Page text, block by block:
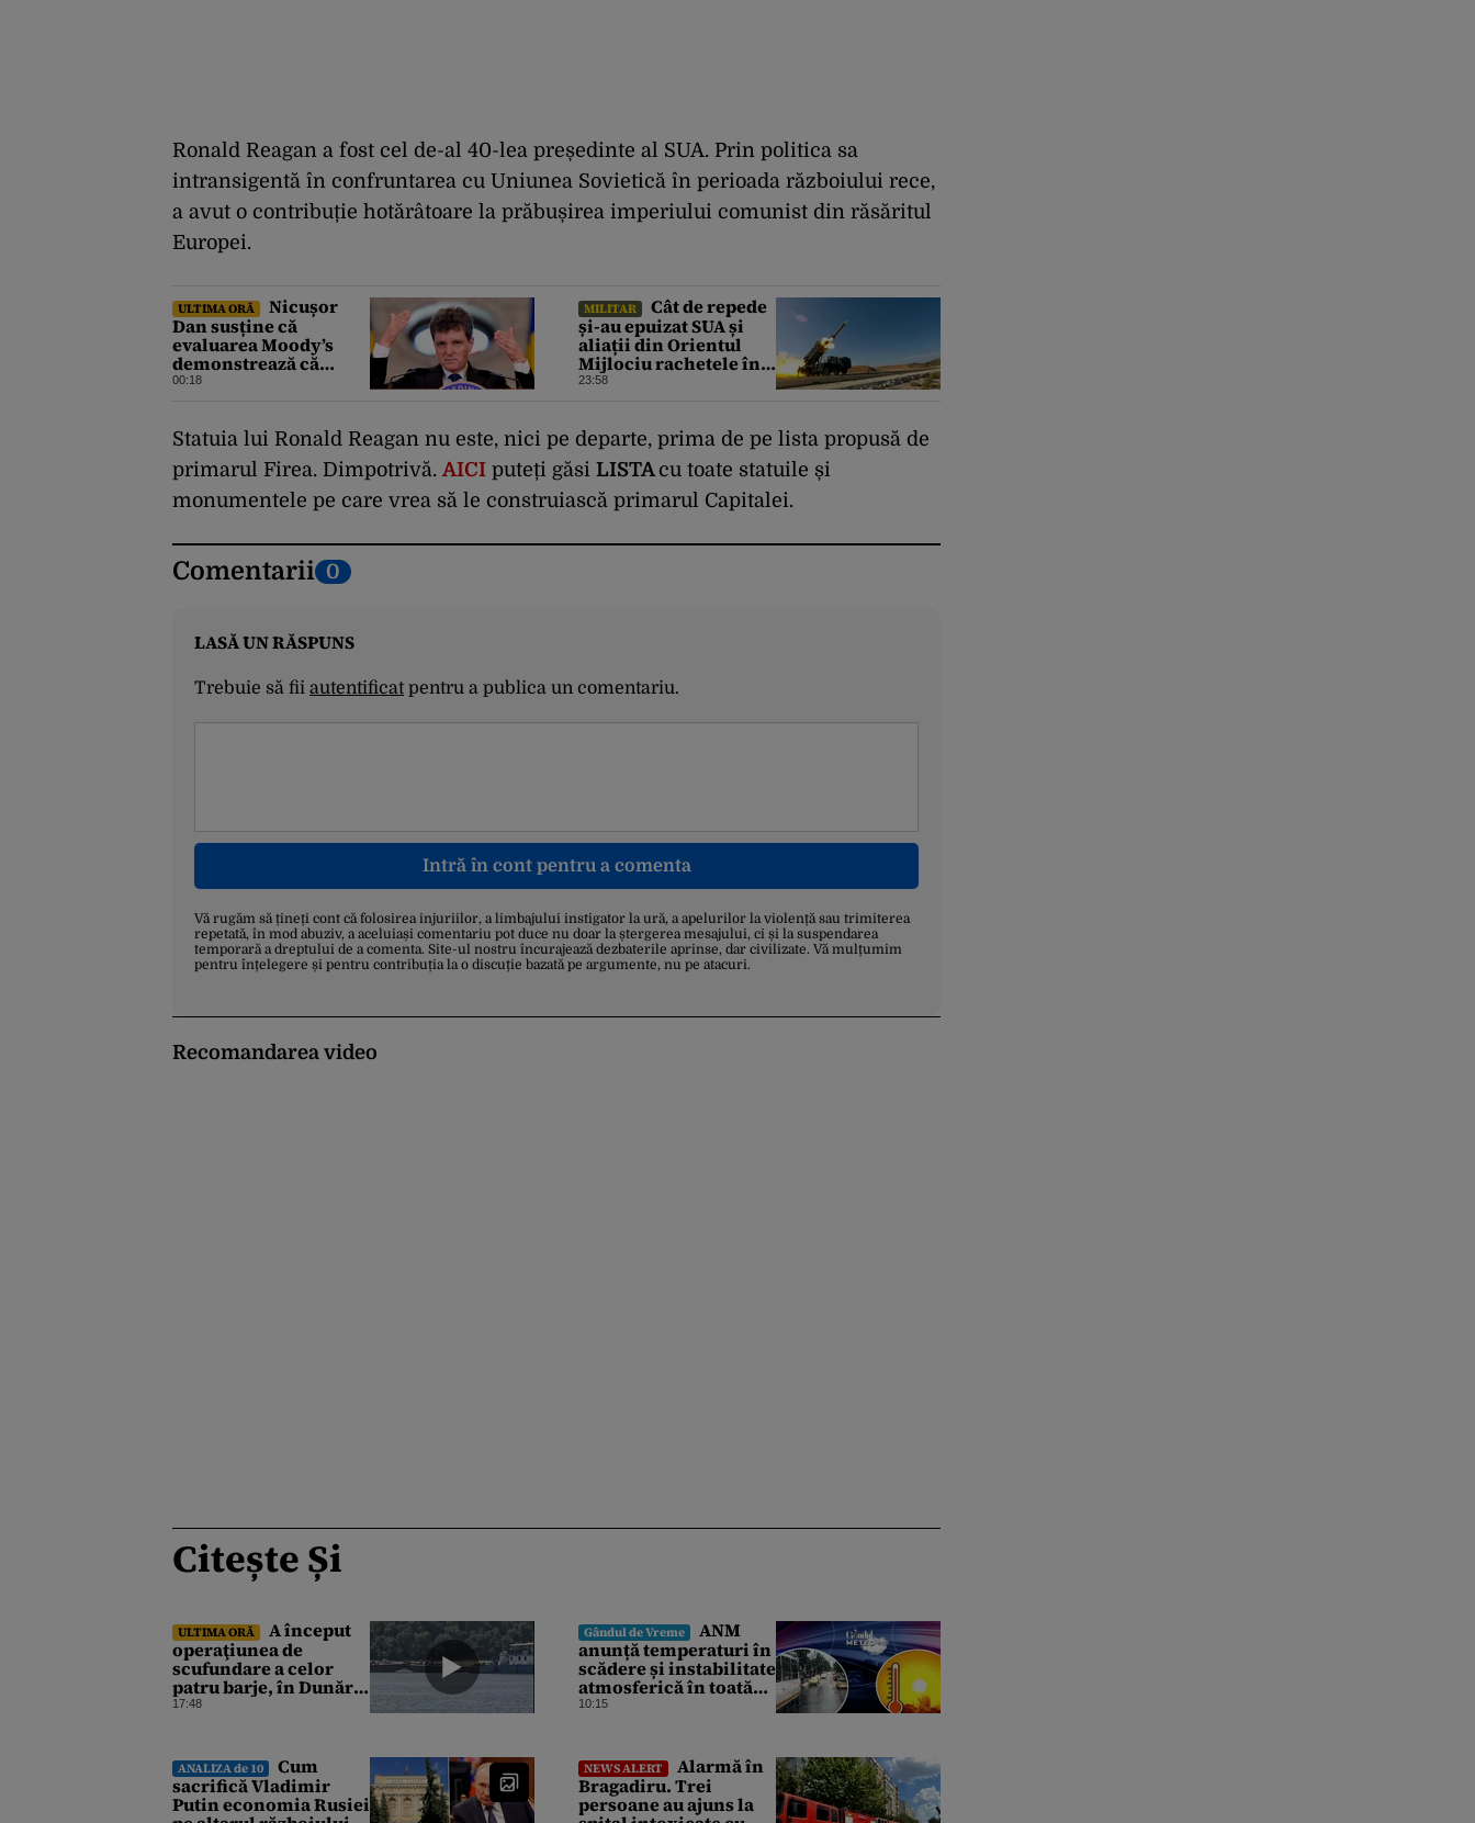
Ronald Reagan a fost cel de-al 40-lea președinte al SUA. Prin politica sa
intransigentă în confruntarea cu Uniunea Sovietică în perioada războiului rece,
a avut o contribuție hotărâtoare la prăbușirea imperiului comunist din răsăritul
Europei.
ULTIMA ORĂ
Nicușor
Dan susține că
evaluarea Moody’s
demonstrează că
România a făcut pașii
investitorilor: „Totuși,
perspectiva rămâne
rezervată”
00:18
MILITAR
Cât de repede
și-au epuizat SUA și
aliații din Orientul
Mijlociu rachetele în
conflictul cu Iranul
23:58
Statuia lui Ronald Reagan nu este, nici pe departe, prima de pe lista propusă de
primarul Firea. Dimpotrivă.AICI puteți găsi LISTAcu toate statuile și
monumentele pe care vrea să le construiască primarul Capitalei.
Comentarii 0
LASĂ UN RĂSPUNS
Trebuie să fii autentificatpentru a publica un comentariu.
Intră în cont pentru a comenta
Vă rugăm să țineți cont că folosirea injuriilor, a limbajului instigator la ură, a apelurilor la violență sau trimiterea
repetată, în mod abuziv, a aceluiași comentariu pot duce nu doar la ștergerea mesajului, ci și la suspendarea
temporară a dreptului de a comenta. Site-ul nostru încurajează dezbaterile aprinse, dar civilizate. Vă mulțumim
pentru înțelegere și pentru contribuția la o discuție bazată pe argumente, nu pe atacuri.
Recomandarea video
Citește Și
ULTIMA ORĂ
A început
operaţiunea de
scufundare a celor
patru barje, în Dunăre,
pentru creşterea
17:48
Gândul de Vreme
ANM
anunță temperaturi în
scădere și instabilitate
atmosferică în toată
țara. Cum va fi vremea
10:15
ANALIZA de 10
Cum
sacrifică Vladimir
Putin economia Rusiei
NEWS ALERT
Alarmă în
Bragadiru. Trei
persoane au ajuns la